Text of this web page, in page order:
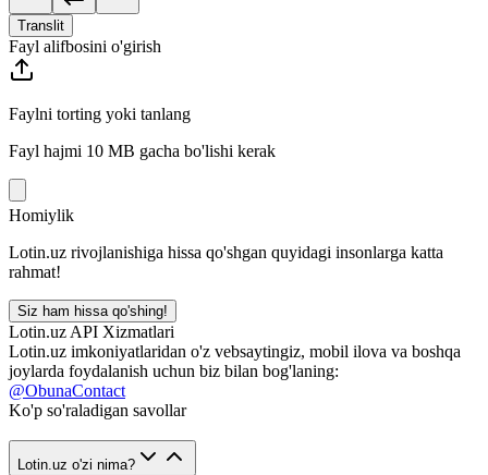
Translit
Fayl alifbosini o'girish
Faylni torting yoki tanlang
Fayl hajmi 10 MB gacha bo'lishi kerak
Homiylik
Lotin.uz rivojlanishiga hissa qo'shgan quyidagi insonlarga katta
rahmat!
Siz ham hissa qo'shing!
Lotin.uz API Xizmatlari
Lotin.uz imkoniyatlaridan o'z vebsaytingiz, mobil ilova va boshqa
joylarda foydalanish uchun biz bilan bog'laning:
@ObunaContact
Ko'p so'raladigan savollar
Lotin.uz o'zi nima?